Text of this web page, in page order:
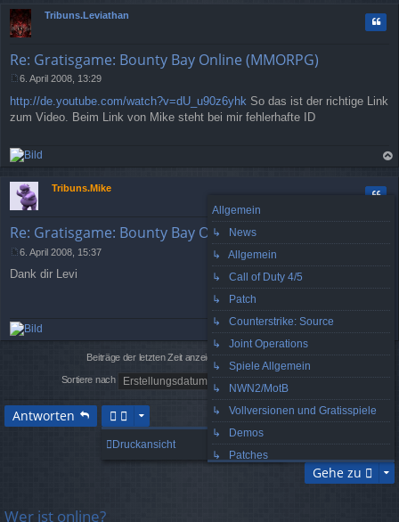
Tribuns.Leviathan
Re: Gratisgame: Bounty Bay Online (MMORPG)
Zitat
e
i
a
6. April 2008, 13:29
http://de.youtube.com/watch?v=dU_u90z6yhk So das ist der richtige Link
zum Video. Beim Link von Mike steht bei mir fehlerhafte ID
ob
Tribuns.Mike
Re: Gratisgame: Bounty Bay Online (MMORPG)
Zitat
e
a
g
6. April 2008, 15:37
Dank dir Levi
h
Beiträge der letzten Zeit anzeigen:
Sortiere nach
Antworten
Druckansicht
5 Beiträge • Seite von1
Gehe zu
Allgemein
↳ News
↳ Allgemein
↳ Call of Duty 4/5
↳ Patch
↳ Counterstrike: Source
↳ Joint Operations
↳ Spiele Allgemein
↳ NWN2/MotB
↳ Vollversionen und Gratisspiele
↳ Demos
↳ Patches
Wer ist online?